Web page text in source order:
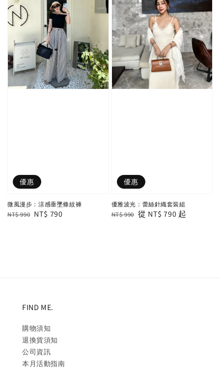
優惠
微風漫步：涼感垂墜條紋褲
Regular
NT$ 990 Sale
NT$ 790
優惠
優雅波光：蕾絲針織套裝組
Regular
NT$ 990 Sale
從 NT$ 790 起
FIND ME.
購物須知
退換貨須知
公司資訊
本月活動指南